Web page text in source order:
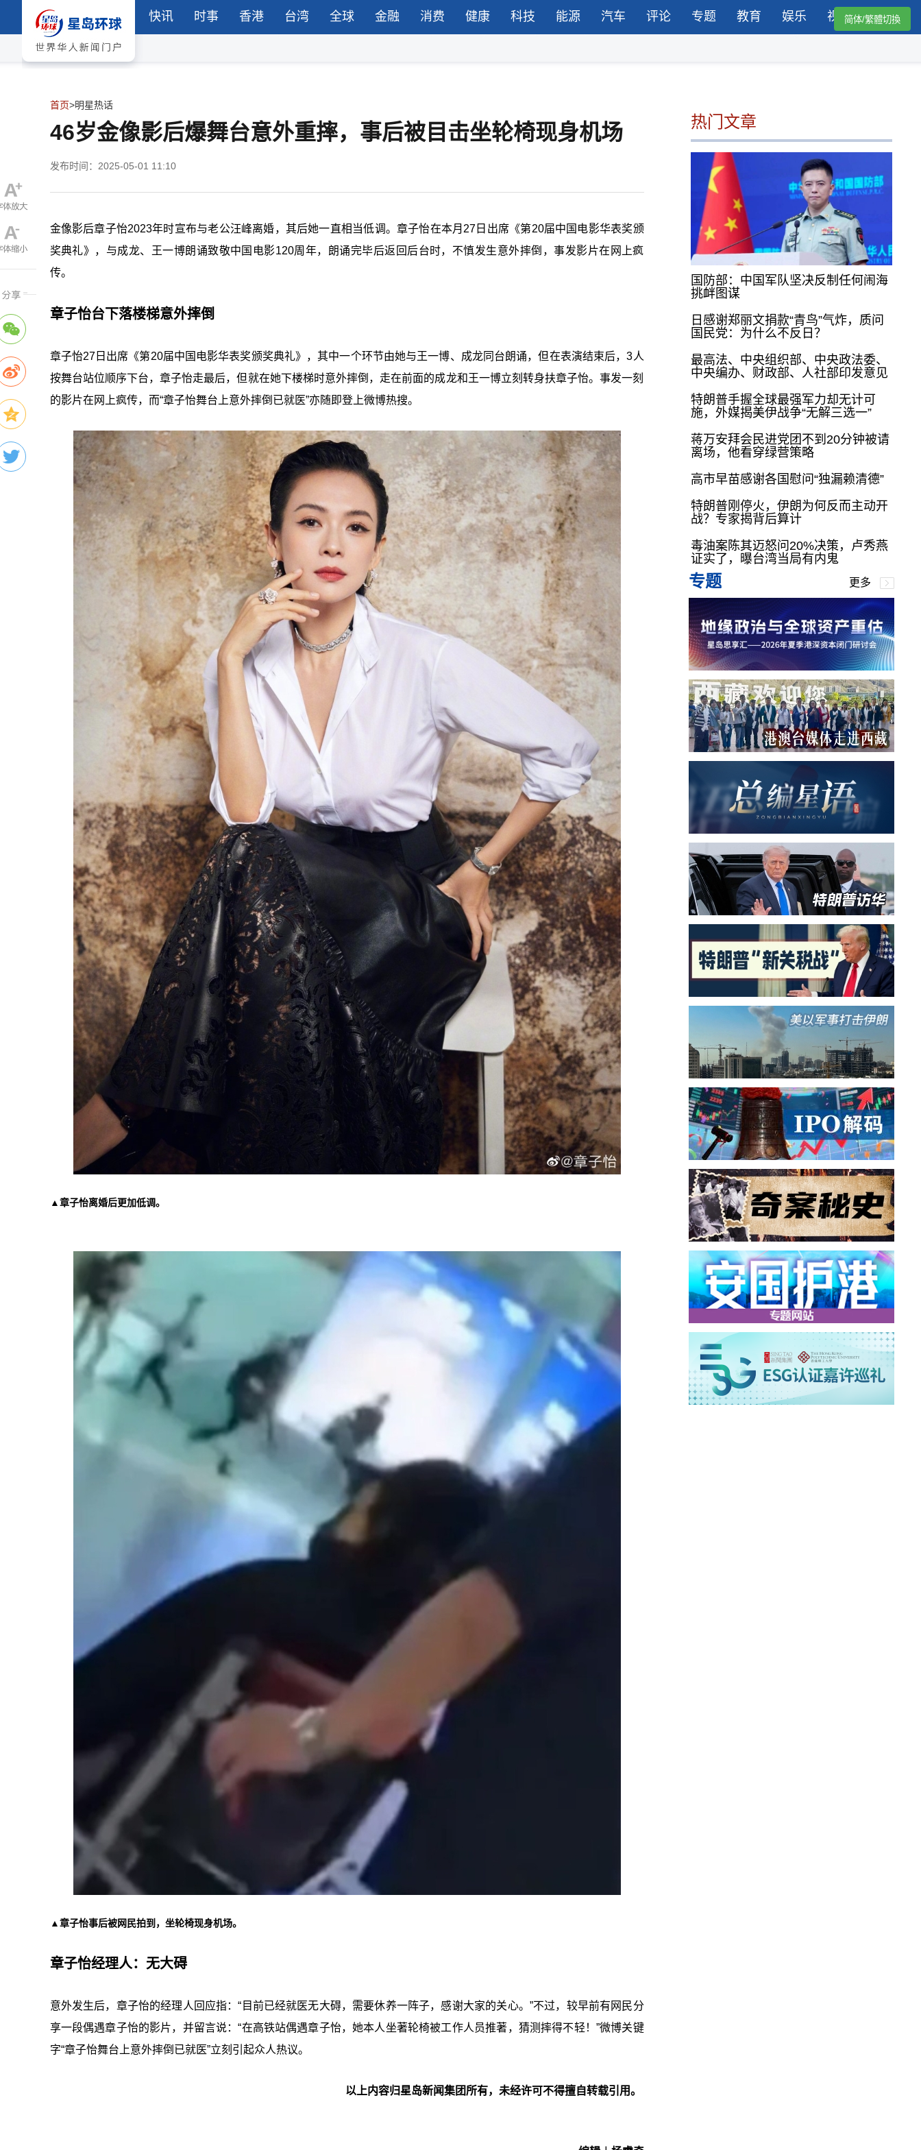
快讯 时事 香港 台湾 全球 金融 消费 健康 科技 能源 汽车 评论 专题 教育 娱乐 视频简体/繁體切換
首页>明星热话
46岁金像影后爆舞台意外重摔，事后被目击坐轮椅现身机场
发布时间：2025-05-01 11:10
金像影后章子怡2023年时宣布与老公汪峰离婚，其后她一直相当低调。章子怡在本月27日出席《第20届中国电影华表奖颁
奖典礼》，与成龙、王一博朗诵致敬中国电影120周年，朗诵完毕后返回后台时，不慎发生意外摔倒，事发影片在网上疯
传。
章子怡台下落楼梯意外摔倒
章子怡27日出席《第20届中国电影华表奖颁奖典礼》，其中一个环节由她与王一博、成龙同台朗诵，但在表演结束后，3人
按舞台站位顺序下台，章子怡走最后，但就在她下楼梯时意外摔倒，走在前面的成龙和王一博立刻转身扶章子怡。事发一刻
的影片在网上疯传，而“章子怡舞台上意外摔倒已就医”亦随即登上微博热搜。
▲章子怡离婚后更加低调。
▲章子怡事后被网民拍到，坐轮椅现身机场。
章子怡经理人：无大碍
意外发生后，章子怡的经理人回应指：“目前已经就医无大碍，需要休养一阵子，感谢大家的关心。”不过，较早前有网民分
享一段偶遇章子怡的影片，并留言说：“在高铁站偶遇章子怡，她本人坐著轮椅被工作人员推著，猜测摔得不轻！”微博关键
字“章子怡舞台上意外摔倒已就医”立刻引起众人热议。
以上内容归星岛新闻集团所有，未经许可不得擅自转载引用。
热门文章
国防部：中国军队坚决反制任何闹海
挑衅图谋
日感谢郑丽文捐款“青鸟”气炸，质问
国民党：为什么不反日？
最高法、中央组织部、中央政法委、
中央编办、财政部、人社部印发意见
特朗普手握全球最强军力却无计可
施，外媒揭美伊战争“无解三选一”
蒋万安拜会民进党团不到20分钟被请
离场，他看穿绿营策略
高市早苗感谢各国慰问“独漏赖清德”
特朗普刚停火，伊朗为何反而主动开
战？专家揭背后算计
毒油案陈其迈怒问20%决策，卢秀燕
证实了，曝台湾当局有内鬼
专题 更多